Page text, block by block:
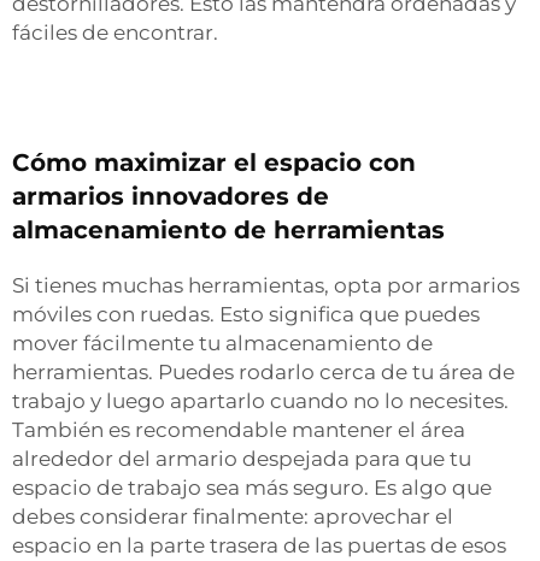
fáciles de encontrar.
Cómo maximizar el espacio con
armarios innovadores de
almacenamiento de herramientas
Si tienes muchas herramientas, opta por armarios
móviles con ruedas. Esto significa que puedes
mover fácilmente tu almacenamiento de
herramientas. Puedes rodarlo cerca de tu área de
trabajo y luego apartarlo cuando no lo necesites.
También es recomendable mantener el área
alrededor del armario despejada para que tu
espacio de trabajo sea más seguro. Es algo que
debes considerar finalmente: aprovechar el
espacio en la parte trasera de las puertas de esos